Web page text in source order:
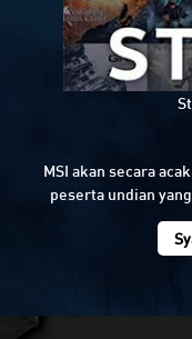
MSI akan secara
peserta undian